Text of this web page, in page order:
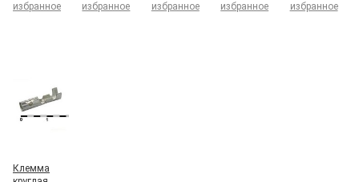
избранное
избранное
избранное
избранное
избранное
Клемма